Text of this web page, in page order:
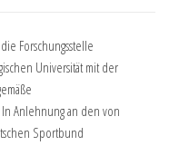
Forschungsstelle
Universität mit der
Anlehnung an den von
Sportbund